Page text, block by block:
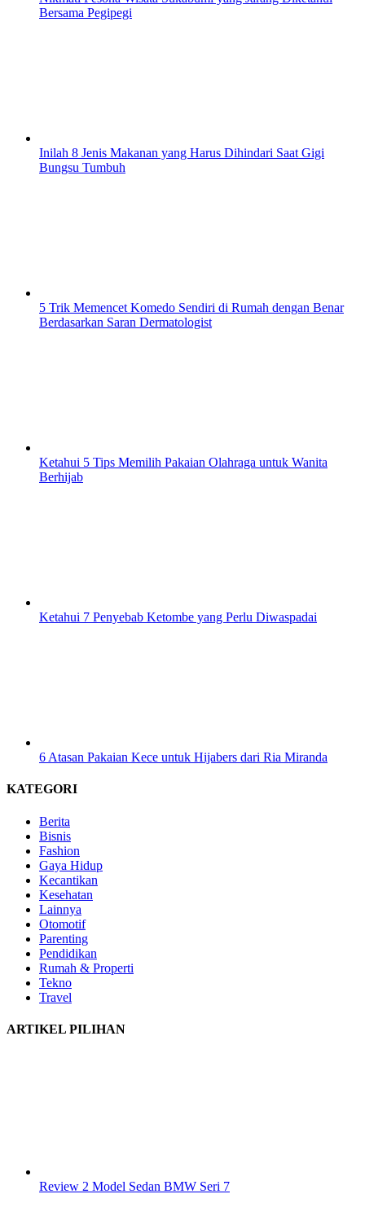
Bersama Pegipegi
Inilah 8 Jenis Makanan yang Harus Dihindari Saat Gigi
Bungsu Tumbuh
5 Trik Memencet Komedo Sendiri di Rumah dengan Benar
Berdasarkan Saran Dermatologist
Ketahui 5 Tips Memilih Pakaian Olahraga untuk Wanita
Berhijab
Ketahui 7 Penyebab Ketombe yang Perlu Diwaspadai
6 Atasan Pakaian Kece untuk Hijabers dari Ria Miranda
KATEGORI
Berita
Bisnis
Fashion
Gaya Hidup
Kecantikan
Kesehatan
Lainnya
Otomotif
Parenting
Pendidikan
Rumah & Properti
Tekno
Travel
ARTIKEL PILIHAN
Review 2 Model Sedan BMW Seri 7